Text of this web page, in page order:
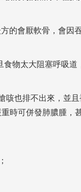
的會厭軟骨，會因
物太大阻塞呼吸
咳也排不出來，並
時可併發肺膿腫，